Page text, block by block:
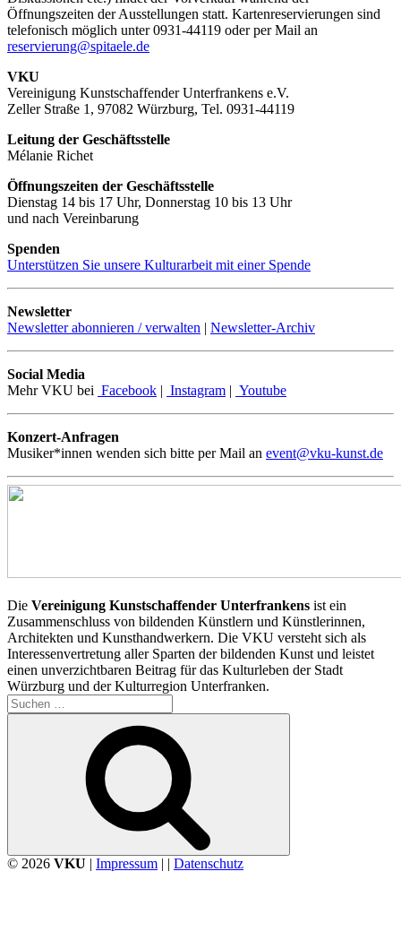
Öffnungszeiten der Ausstellungen statt. Kartenreservierungen sind
telefonisch möglich unter 0931-44119 oder per Mail an
reservierung@spitaele.de
VKU
Vereinigung Kunstschaffender Unterfrankens e.V.
Zeller Straße 1, 97082 Würzburg, Tel. 0931-44119
Leitung der Geschäftsstelle
Mélanie Richet
Öffnungszeiten der Geschäftsstelle
Dienstag 14 bis 17 Uhr, Donnerstag 10 bis 13 Uhr
und nach Vereinbarung
Spenden
Unterstützen Sie unsere Kulturarbeit mit einer Spende
Newsletter
Newsletter abonnieren / verwalten | Newsletter-Archiv
Social Media
Mehr VKU bei Facebook | Instagram | Youtube
Konzert-Anfragen
Musiker*innen wenden sich bitte per Mail an event@vku-kunst.de
Die Vereinigung Kunstschaffender Unterfrankens ist ein
Zusammenschluss von bildenden Künstlern und Künstlerinnen,
Architekten und Kunsthandwerkern. Die VKU versteht sich als
Interessenvertretung aller Sparten der bildenden Kunst und leistet
einen unverzichtbaren Beitrag für das Kulturleben der Stadt
Würzburg und der Kulturregion Unterfranken.
Suchen
nach:
© 2026 VKU | Impressum | | Datenschutz